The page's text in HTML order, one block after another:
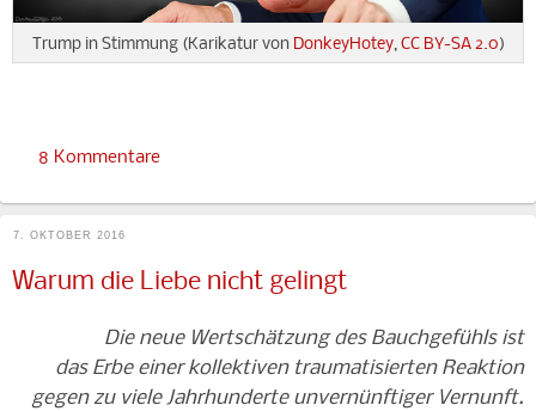
Trump in Stimmung (Karikatur von DonkeyHotey, CC BY-SA 2.0)
8 Kommentare
7. OKTOBER 2016
Warum die Liebe nicht gelingt
Die neue Wertschätzung des Bauchgefühls ist
das Erbe einer kollektiven traumatisierten Reaktion
gegen zu viele Jahrhunderte unvernünftiger Vernunft.